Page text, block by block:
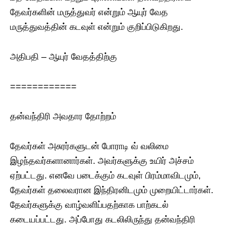
தேவர்களின் மருத்துவர் என்றும் ஆயுர் வேத
மருத்துவத்தின் கடவுள் என்றும் குறிப்பிடுகிறது.
அதிபதி – ஆயுர் வேதத்திற்கு
============
தன்வந்திரி அவதார தோற்றம்
தேவர்கள் அசுரர்களுடன் போராடி வ் வலிமை
இழந்தவர்களானார்கள். அவர்களுக்கு உயிர் அச்சம்
ஏற்பட்டது. எனவே படைக்கும் கடவுள் பிரம்மாவிடமும்,
தேவர்கள் தலைவரான இந்திரனிடமும் முறையிட்டார்கள்.
தேவர்களுக்கு வாழ்வளிப்பதற்காக பாற்கடல்
கடையப்பட்டது. அப்போது கடலிலிருந்து தன்வந்திரி